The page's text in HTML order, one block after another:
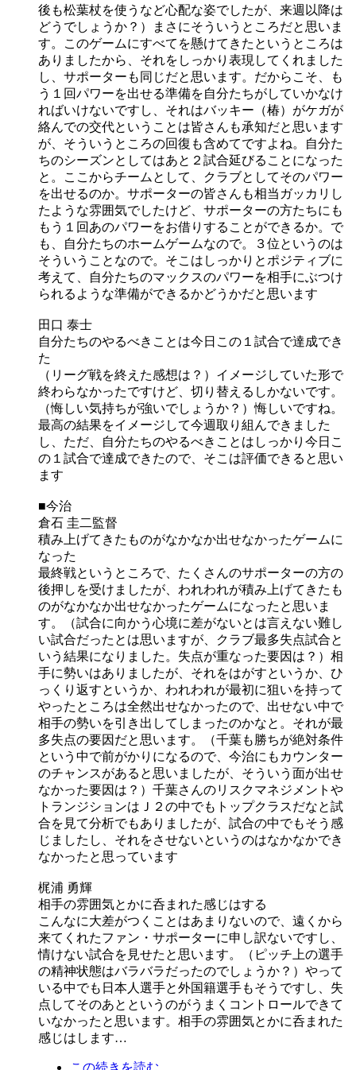
後も松葉杖を使うなど心配な姿でしたが、来週以降は
どうでしょうか？）まさにそういうところだと思いま
す。このゲームにすべてを懸けてきたというところは
ありましたから、それをしっかり表現してくれました
し、サポーターも同じだと思います。だからこそ、も
う１回パワーを出せる準備を自分たちがしていかなけ
ればいけないですし、それはバッキー（椿）がケガが
絡んでの交代ということは皆さんも承知だと思います
が、そういうところの回復も含めてですよね。自分た
ちのシーズンとしてはあと２試合延びることになった
と。ここからチームとして、クラブとしてそのパワー
を出せるのか。サポーターの皆さんも相当ガッカリし
たような雰囲気でしたけど、サポーターの方たちにも
もう１回あのパワーをお借りすることができるか。で
も、自分たちのホームゲームなので。３位というのは
そういうことなので。そこはしっかりとポジティブに
考えて、自分たちのマックスのパワーを相手にぶつけ
られるような準備ができるかどうかだと思います
田口 泰士
自分たちのやるべきことは今日この１試合で達成でき
た
（リーグ戦を終えた感想は？）イメージしていた形で
終わらなかったですけど、切り替えるしかないです。
（悔しい気持ちが強いでしょうか？）悔しいですね。
最高の結果をイメージして今週取り組んできました
し、ただ、自分たちのやるべきことはしっかり今日こ
の１試合で達成できたので、そこは評価できると思い
ます
■今治
倉石 圭二監督
積み上げてきたものがなかなか出せなかったゲームに
なった
最終戦というところで、たくさんのサポーターの方の
後押しを受けましたが、われわれが積み上げてきたも
のがなかなか出せなかったゲームになったと思いま
す。（試合に向かう心境に差がないとは言えない難し
い試合だったとは思いますが、クラブ最多失点試合と
いう結果になりました。失点が重なった要因は？）相
手に勢いはありましたが、それをはがすというか、ひ
っくり返すというか、われわれが最初に狙いを持って
やったところは全然出せなかったので、出せない中で
相手の勢いを引き出してしまったのかなと。それが最
多失点の要因だと思います。（千葉も勝ちが絶対条件
という中で前がかりになるので、今治にもカウンター
のチャンスがあると思いましたが、そういう面が出せ
なかった要因は？）千葉さんのリスクマネジメントや
トランジションはＪ２の中でもトップクラスだなと試
合を見て分析でもありましたが、試合の中でもそう感
じましたし、それをさせないというのはなかなかでき
なかったと思っています
梶浦 勇輝
相手の雰囲気とかに呑まれた感じはする
こんなに大差がつくことはあまりないので、遠くから
来てくれたファン・サポーターに申し訳ないですし、
情けない試合を見せたと思います。（ピッチ上の選手
の精神状態はバラバラだったのでしょうか？）やって
いる中でも日本人選手と外国籍選手もそうですし、失
点してそのあとというのがうまくコントロールできて
いなかったと思います。相手の雰囲気とかに呑まれた
感じはします…